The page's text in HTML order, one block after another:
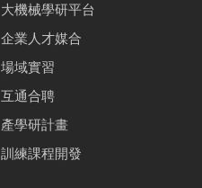
大機械學研平台
企業人才媒合
場域實習
互通合聘
產學研計畫
訓練課程開發